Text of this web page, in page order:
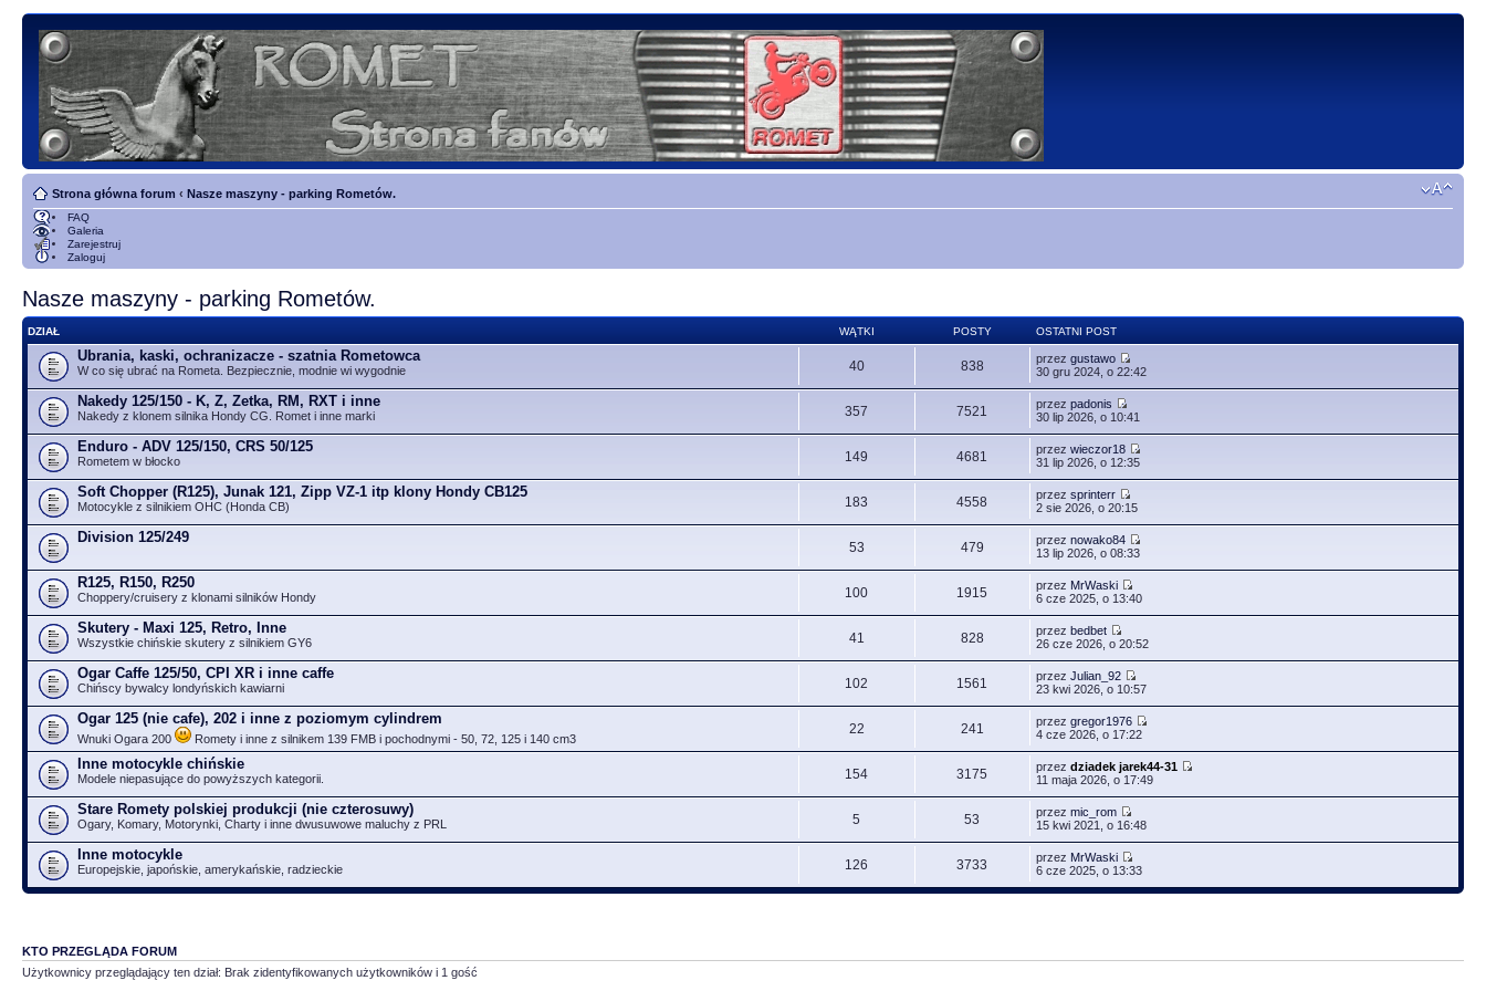
Strona główna forum ‹ Nasze maszyny - parking Rometów.
FAQ
Galeria
Zarejestruj
Zaloguj
Nasze maszyny - parking Rometów.
DZIAŁ WĄTKI POSTY OSTATNI POST
Ubrania, kaski, ochranizacze - szatnia Rometowca
W co się ubrać na Rometa. Bezpiecznie, modnie wi wygodnie 40 838 przezgustawo
30 gru 2024, o 22:42
Nakedy 125/150 - K, Z, Zetka, RM, RXT i inne
Nakedy z klonem silnika Hondy CG. Romet i inne marki 357 7521 przezpadonis
30 lip 2026, o 10:41
Enduro - ADV 125/150, CRS 50/125
Rometem w błocko 149 4681 przezwieczor18
31 lip 2026, o 12:35
Soft Chopper (R125), Junak 121, Zipp VZ-1 itp klony Hondy CB125
Motocykle z silnikiem OHC (Honda CB) 183 4558 przezsprinterr
2 sie 2026, o 20:15
Division 125/249
53 479 przeznowako84
13 lip 2026, o 08:33
R125, R150, R250
Choppery/cruisery z klonami silników Hondy 100 1915 przez MrWaski
6 cze 2025, o 13:40
Skutery - Maxi 125, Retro, Inne
Wszystkie chińskie skutery z silnikiem GY6 41 828 przezbedbet
26 cze 2026, o 20:52
Ogar Caffe 125/50, CPI XR i inne caffe
Chińscy bywalcy londyńskich kawiarni 102 1561 przezJulian_92
23 kwi 2026, o 10:57
Ogar 125 (nie cafe), 202 i inne z poziomym cylindrem
Wnuki Ogara 200 Romety i inne z silnikem 139 FMB i pochodnymi - 50, 72, 125 i 140 cm3
22 241 przezgregor1976
4 cze 2026, o 17:22
Inne motocykle chińskie
Modele niepasujące do powyższych kategorii. 154 3175 przezdziadek jarek44-31
11 maja 2026, o 17:49
Stare Romety polskiej produkcji (nie czterosuwy)
Ogary, Komary, Motorynki, Charty i inne dwusuwowe maluchy z PRL 5 53 przezmic_rom
15 kwi 2021, o 16:48
Inne motocykle
Europejskie, japońskie, amerykańskie, radzieckie 126 3733 przez MrWaski
6 cze 2025, o 13:33
KTO PRZEGLĄDA FORUM
Użytkownicy przeglądający ten dział: Brak zidentyfikowanych użytkowników i 1 gość